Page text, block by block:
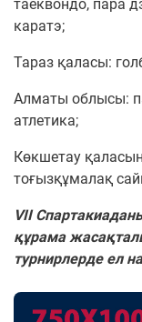
таеквондо, пара
каратэ;
Тараз қаласы:
Алматы облысы:
атлетика;
Көкшетау
тоғызқұмалақ
VII
құрама
турнирлерде ел